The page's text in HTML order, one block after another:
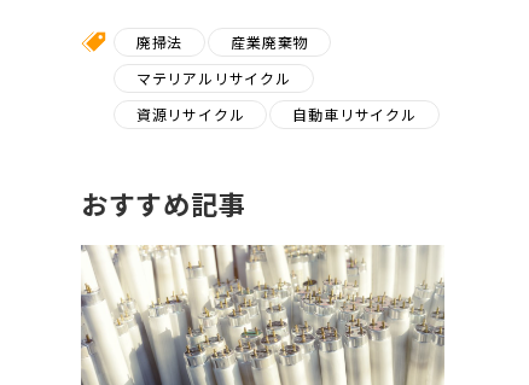
廃掃法
産業廃棄物
マテリアルリサイクル
資源リサイクル
自動車リサイクル
おすすめ記事